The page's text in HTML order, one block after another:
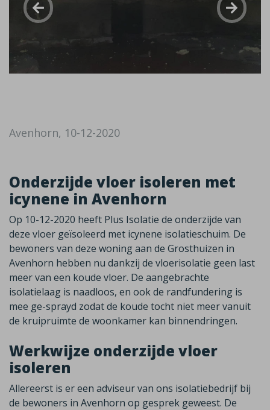
Avenhorn, 10-12-2020
Onderzijde vloer isoleren met
icynene in Avenhorn
Op 10-12-2020 heeft Plus Isolatie de onderzijde van
deze vloer geïsoleerd met icynene isolatieschuim. De
bewoners van deze woning aan de Grosthuizen in
Avenhorn hebben nu dankzij de vloerisolatie geen last
meer van een koude vloer. De aangebrachte
isolatielaag is naadloos, en ook de randfundering is
mee ge-sprayd zodat de koude tocht niet meer vanuit
de kruipruimte de woonkamer kan binnendringen.
Werkwijze onderzijde vloer
isoleren
Allereerst is er een adviseur van ons isolatiebedrijf bij
de bewoners in Avenhorn op gesprek geweest. De